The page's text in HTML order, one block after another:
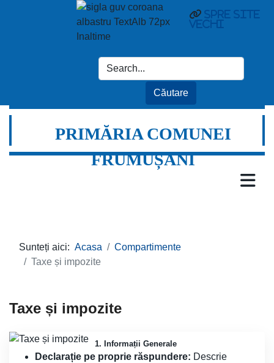
spre site
vechi
PRIMĂRIA COMUNEI
FRUMUȘANI
Sunteți aici: Acasa
Compartimente
Taxe și impozite
Taxe și impozite
1. Informații Generale
Declarație pe proprie răspundere: Descrie